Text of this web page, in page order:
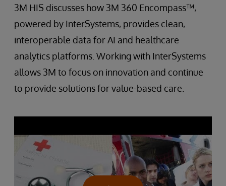
3M HIS discusses how 3M 360 Encompass™,
powered by InterSystems, provides clean,
interoperable data for AI and healthcare
analytics platforms. Working with InterSystems
allows 3M to focus on innovation and continue
to provide solutions for value-based care.